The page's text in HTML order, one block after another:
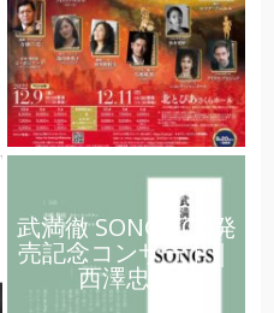
武満徹 SONGS CD発
売記念コンサート｜
西澤忠志